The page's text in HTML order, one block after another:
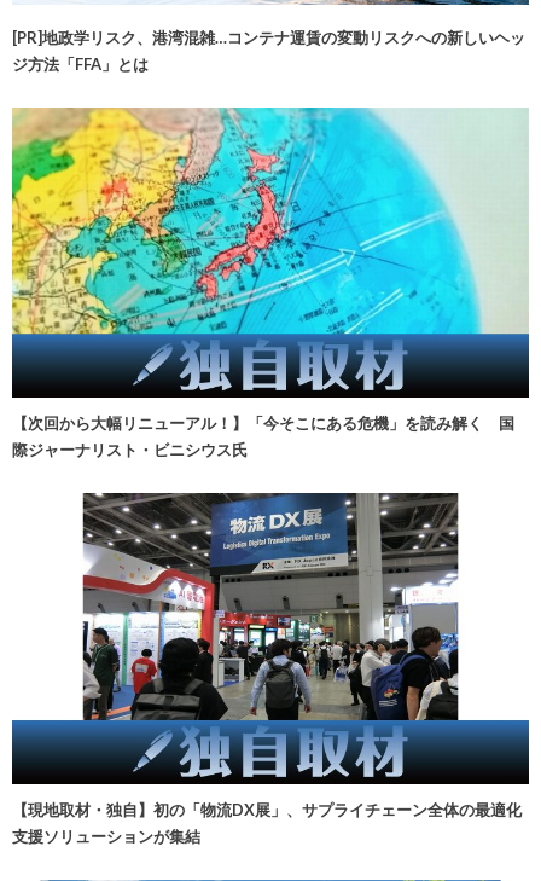
[PR]地政学リスク、港湾混雑…コンテナ運賃の変動リスクへの新しいヘッ
ジ方法「FFA」とは
【次回から大幅リニューアル！】「今そこにある危機」を読み解く 国
際ジャーナリスト・ビニシウス氏
【現地取材・独自】初の「物流DX展」、サプライチェーン全体の最適化
支援ソリューションが集結